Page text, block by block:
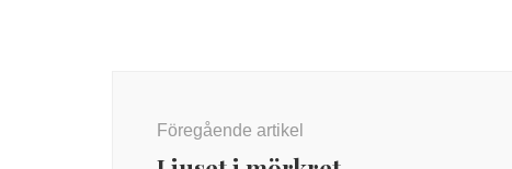
Föregående artikel